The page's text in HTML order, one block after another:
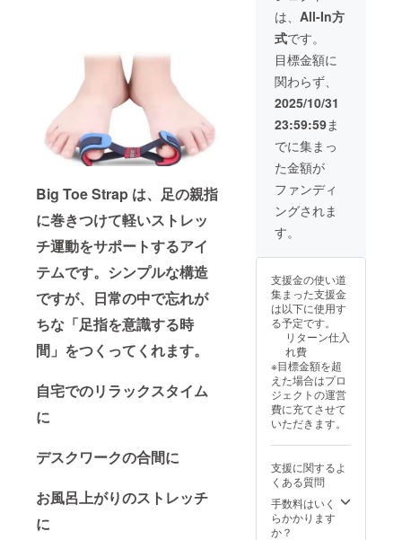
Big Toe Strap は、足の親指
に巻きつけて軽いストレッ
チ運動をサポートするアイ
テムです。シンプルな構造
ですが、日常の中で忘れが
ちな「足指を意識する時
間」をつくってくれます。
自宅でのリラックスタイム
に
デスクワークの合間に
お風呂上がりのストレッチ
に
Co.,
Ltd. ※こ
の商品
はOEM
です。
商品概
要につ
いて 商
品サイ
ズ
10.5cm
× 3.5cm
20g 素
材 弾性
バンド
+ スポ
削減を
してお
り出荷
連絡は
致しま
せん。
活動報
告をご
覧くだ
さい本
商品の
メー
カー情
報 製造
国 -中国
Jianhui
Co.,
Ltd. ※こ
の商品
はOEM
です。
要につ
いて 商
品サイ
ズ
10.5cm
材 弾性
バンド
+ スポ
ンジ +
プレー
は2025
年11月
を想定
してお
りま
す。 ※
製造状
況によ
り出荷
時期が
遅れる
場合が
ござい
ます。
※商品代
に工数
してお
り出荷
連絡は
致しま
せん。
告をご
覧くだ
さい本
商品の
メー
カー情
国 -中国
Donggu
an
Jianhui
Shoes
は、 All-In方
式です。
目標金額に
関わらず、
2025/10/31
23:59:59ま
でに集まっ
た金額が
ファンディ
ングされま
す。
支援金の使い道
集まった支援金
は以下に使用す
る予定です。
リターン仕入
れ費
※目標金額を超
えた場合はプロ
ジェクトの運営
費に充てさせて
いただきます。
支援に関するよ
くある質問
手数料はいく
らかかります
か？